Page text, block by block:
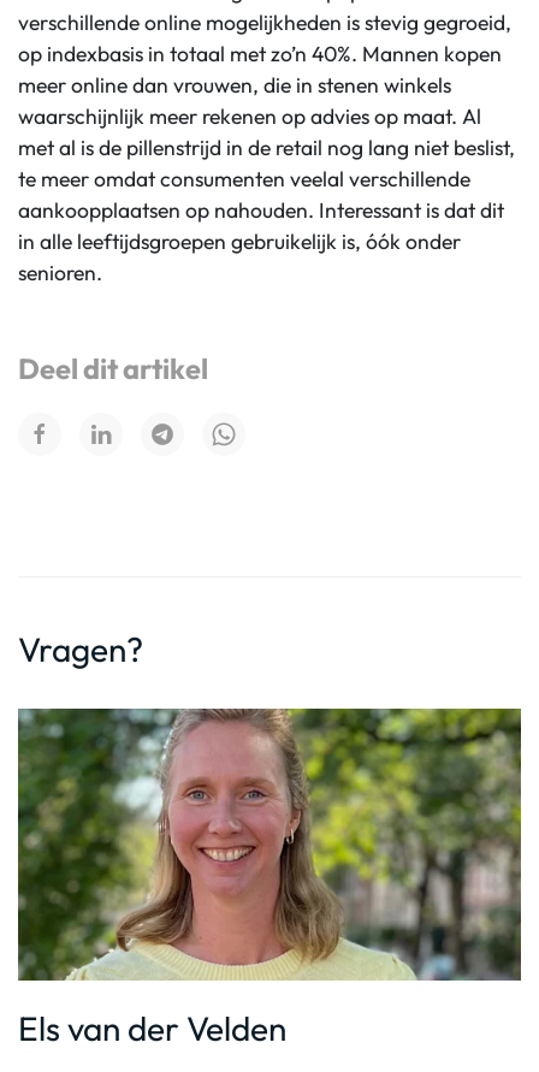
verschillende online mogelijkheden is stevig gegroeid,
op indexbasis in totaal met zo’n 40%. Mannen kopen
meer online dan vrouwen, die in stenen winkels
waarschijnlijk meer rekenen op advies op maat. Al
met al is de pillenstrijd in de retail nog lang niet beslist,
te meer omdat consumenten veelal verschillende
aankoopplaatsen op nahouden. Interessant is dat dit
in alle leeftijdsgroepen gebruikelijk is, óók onder
senioren.
Deel dit artikel
Vragen?
Els van der Velden